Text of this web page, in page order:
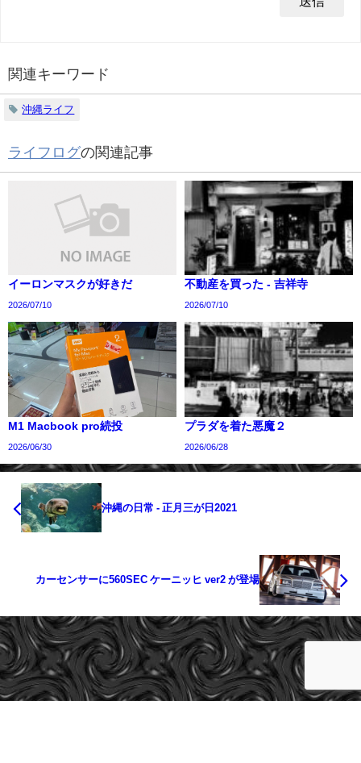
関連キーワード
沖縄ライフ
ライフログの関連記事
イーロンマスクが好きだ
2026/07/10
不動産を買った - 吉祥寺
2026/07/10
M1 Macbook pro続投
2026/06/30
プラダを着た悪魔２
2026/06/28
沖縄の日常 - 正月三が日2021
カーセンサーに560SEC ケーニッヒ ver2 が登場